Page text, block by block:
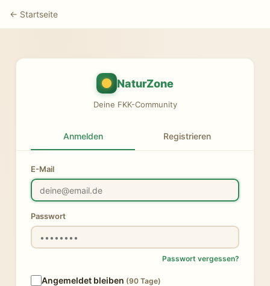
← Startseite
NaturZone
Deine FKK-Community
Anmelden Registrieren
E-Mail
Passwort
Passwort vergessen?
Angemeldet bleiben (90 Tage)